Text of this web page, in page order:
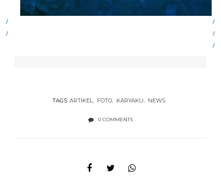
TAGS: ARTIKEL FOTO KARYAKU NEWS
0 COMMENTS